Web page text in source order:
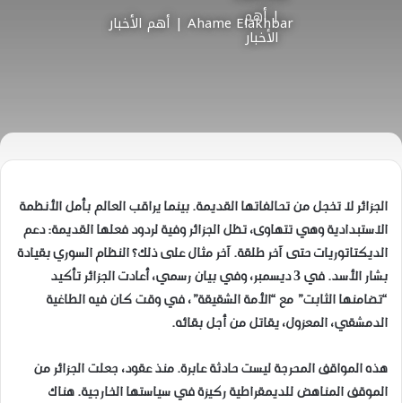
Ahame Elakhbar | أهم الأخبار
الجزائر لا تخجل من تحالفاتها القديمة. بينما يراقب العالم بأمل الأنظمة
الاستبدادية وهي تتهاوى، تظل الجزائر وفية لردود فعلها القديمة: دعم
الديكتاتوريات حتى آخر طلقة. آخر مثال على ذلك؟ النظام السوري بقيادة
بشار الأسد. في 3 ديسمبر، وفي بيان رسمي، أعادت الجزائر تأكيد
“تضامنها الثابت” مع “الأمة الشقيقة”، في وقت كان فيه الطاغية
الدمشقي، المعزول، يقاتل من أجل بقائه.
هذه المواقف المحرجة ليست حادثة عابرة. منذ عقود، جعلت الجزائر من
الموقف المناهض للديمقراطية ركيزة في سياستها الخارجية. هناك